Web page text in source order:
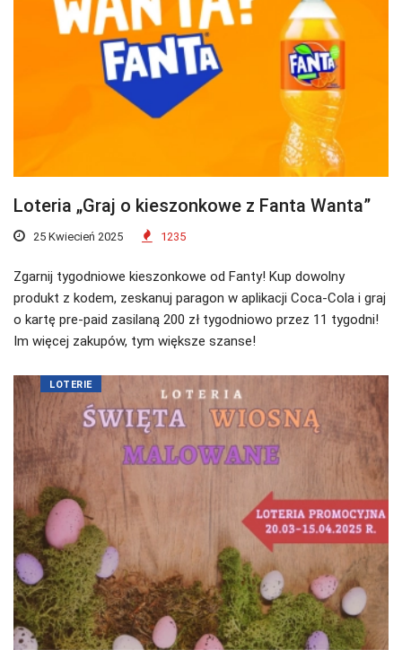
Loteria „Graj o kieszonkowe z Fanta Wanta”
25 Kwiecień 2025 1235
Zgarnij tygodniowe kieszonkowe od Fanty! Kup dowolny
produkt z kodem, zeskanuj paragon w aplikacji Coca-Cola i graj
o kartę pre-paid zasilaną 200 zł tygodniowo przez 11 tygodni!
Im więcej zakupów, tym większe szanse!
LOTERIE